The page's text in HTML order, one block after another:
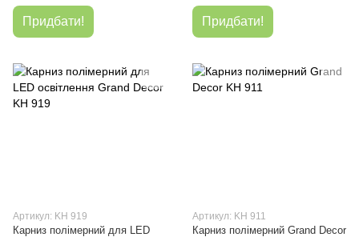
Придбати! Придбати!
Артикул: KH 919
Карниз полімерний для LED
Артикул: KH 911
Карниз полімерний Grand Decor